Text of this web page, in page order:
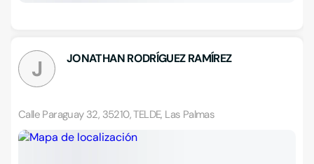
J JONATHAN RODRÍGUEZ RAMÍREZ
Calle Paraguay 32, 35210, TELDE, Las Palmas